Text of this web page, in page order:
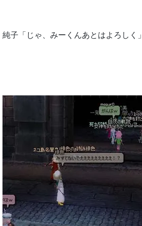
純子「じゃ、みーくんあとはよろしく」